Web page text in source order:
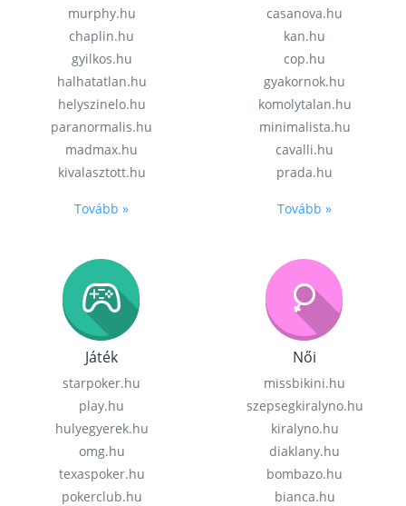
murphy.hu
chaplin.hu
gyilkos.hu
halhatatlan.hu
helyszinelo.hu
paranormalis.hu
madmax.hu
kivalasztott.hu
Tovább »
casanova.hu
kan.hu
cop.hu
gyakornok.hu
komolytalan.hu
minimalista.hu
cavalli.hu
prada.hu
Tovább »
Játék
starpoker.hu
play.hu
hulyegyerek.hu
omg.hu
texaspoker.hu
pokerclub.hu
Női
missbikini.hu
szepsegkiralyno.hu
kiralyno.hu
diaklany.hu
bombazo.hu
bianca.hu